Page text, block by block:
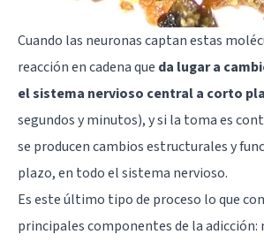
Cuando las neuronascaptan estas
reacción en cadena que da lugar a
el sistema nervioso central a corto
segundos y minutos), y si la toma es
se producen cambios estructurales y
plazo, en todo el sistema nervioso.
Es este último tipo de proceso lo que
principales componentes de la adicción: